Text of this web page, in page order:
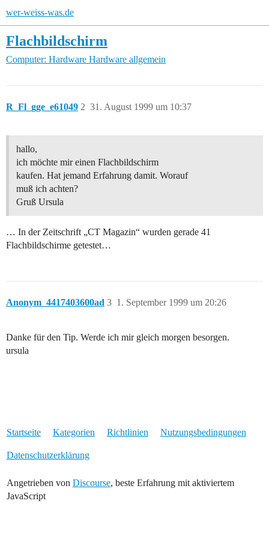
wer-weiss-was.de
Flachbildschirm
Computer: Hardware Hardware allgemein
R_Fl_gge_e61049 31. August 1999 um 10:37
2
hallo,
ich möchte mir einen Flachbildschirm
kaufen. Hat jemand Erfahrung damit. Worauf
muß ich achten?
Gruß Ursula
… In der Zeitschrift „CT Magazin“ wurden gerade 41
Flachbildschirme getestet…
Anonym_4417403600ad 1. September 1999 um 20:26
3
Danke für den Tip. Werde ich mir gleich morgen besorgen.
ursula
Startseite Kategorien Richtlinien Nutzungsbedingungen
Datenschutzerklärung
Angetrieben von Discourse, beste Erfahrung mit aktiviertem
JavaScript